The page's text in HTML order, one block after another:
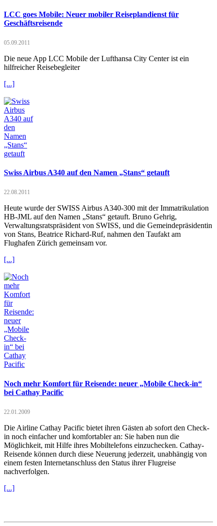
LCC goes Mobile: Neuer mobiler Reiseplandienst für
Geschäftsreisende
05.09.2011
Die neue App LCC Mobile der Lufthansa City Center ist ein
hilfreicher Reisebegleiter
[...]
Swiss Airbus A340 auf den Namen „Stans“ getauft
22.08.2011
Heute wurde der SWISS Airbus A340-300 mit der Immatrikulation
HB-JML auf den Namen „Stans“ getauft. Bruno Gehrig,
Verwaltungsratspräsident von SWISS, und die Gemeindepräsidentin
von Stans, Beatrice Richard-Ruf, nahmen den Taufakt am
Flughafen Zürich gemeinsam vor.
[...]
Noch mehr Komfort für Reisende: neuer „Mobile Check-in“
bei Cathay Pacific
22.01.2009
Die Airline Cathay Pacific bietet ihren Gästen ab sofort den Check-
in noch einfacher und komfortabler an: Sie haben nun die
Möglichkeit, mit Hilfe ihres Mobiltelefons einzuchecken. Cathay-
Reisende können durch diese Neuerung jederzeit, unabhängig von
einem festen Internetanschluss den Status ihrer Flugreise
nachverfolgen.
[...]